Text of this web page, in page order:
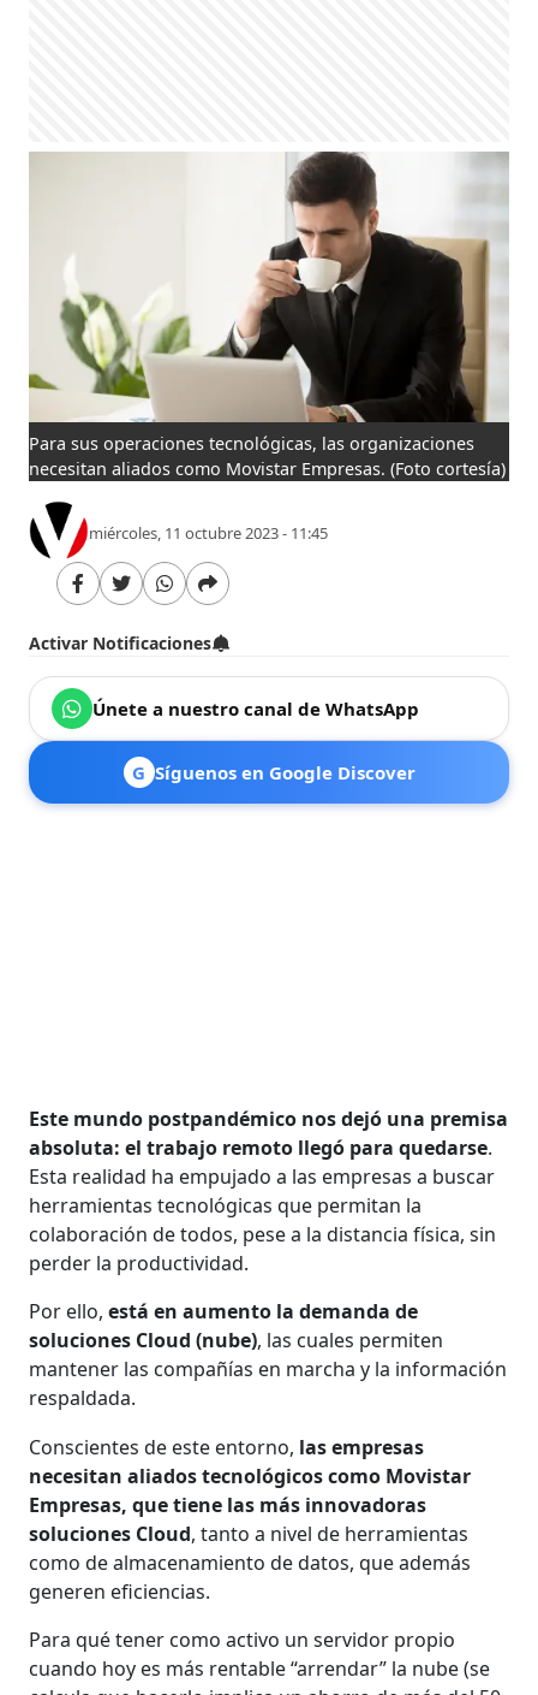
Para sus operaciones tecnológicas, las organizaciones
necesitan aliados como Movistar Empresas. (Foto cortesía)
miércoles, 11 octubre 2023 - 11:45
Activar Notificaciones
Únete a nuestro canal de WhatsApp
G Síguenos en Google Discover
Este mundo postpandémico nos dejó una premisa
absoluta: el trabajo remoto llegó para quedarse.
Esta realidad ha empujado a las empresas a buscar
herramientas tecnológicas que permitan la
colaboración de todos, pese a la distancia física, sin
perder la productividad.
Por ello,está en aumento la demanda de
soluciones Cloud (nube), las cuales permiten
mantener las compañías en marcha y la información
respaldada.
Conscientes de este entorno, las empresas
necesitan aliados tecnológicos como Movistar
Empresas, que tiene las más innovadoras
soluciones Cloud, tanto a nivel de herramientas
como de almacenamiento de datos, que además
generen eficiencias.
Para qué tener como activo un servidor propio
cuando hoy es más rentable “arrendar” la nube (se